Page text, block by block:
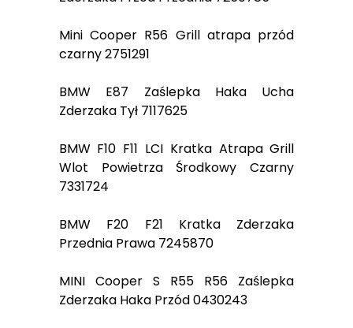
Mini Cooper R56 Grill atrapa przód
czarny 2751291
BMW E87 Zaślepka Haka Ucha
Zderzaka Tył 7117625
BMW F10 F11 LCI Kratka Atrapa Grill
Wlot Powietrza Środkowy Czarny
7331724
BMW F20 F21 Kratka Zderzaka
Przednia Prawa 7245870
MINI Cooper S R55 R56 Zaślepka
Zderzaka Haka Przód 0430243